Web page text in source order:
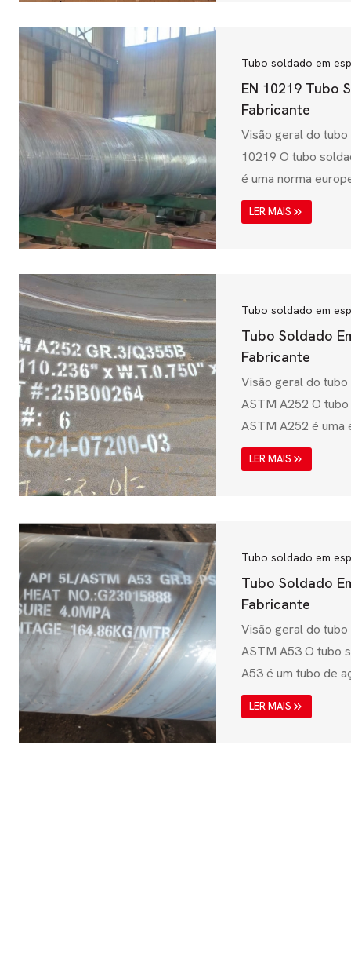
soldados em
requisitos
desempenho. Estes...
Tubo soldado em
EN 10219 Tubo
Fabricante
Visão geral do
10219 O tubo
é uma norma
estruturais
amplamente
assegura que os
elevada resistência
corrosão e
LER MAIS
Tubo soldado em
Tubo Soldado
Fabricante
Visão geral do
ASTM A252 O
ASTM A252 é uma
para tubos de aço
utilizados em
(ASTM), garante
elevados requisitos
soldabilidade,...
LER MAIS
Tubo soldado em
Tubo Soldado
Fabricante
Visão geral do
ASTM A53 O tubo
A53 é um tubo de
utilizado, concebido
a média pressão,
Materials (ASTM)
LER MAIS